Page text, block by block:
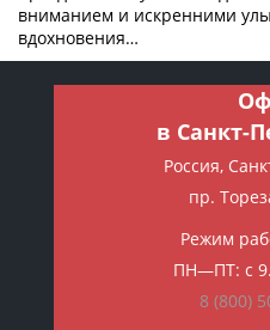
вниманием и искренними
вдохновения…
в Санкт-
Россия,
пр.
Режим
ПН—ПТ: с
8 (800)